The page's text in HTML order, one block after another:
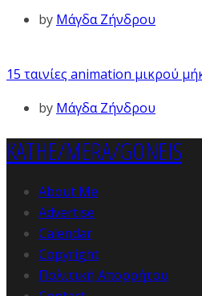
by Μάγδα Ζήνδρου
15 ταινίες animation μικρού
by Μάγδα Ζήνδρου
KATHE/MERA/GONEIS
About Me
Advertise
Calendar
Copyright
Πολιτική Απορρήτου